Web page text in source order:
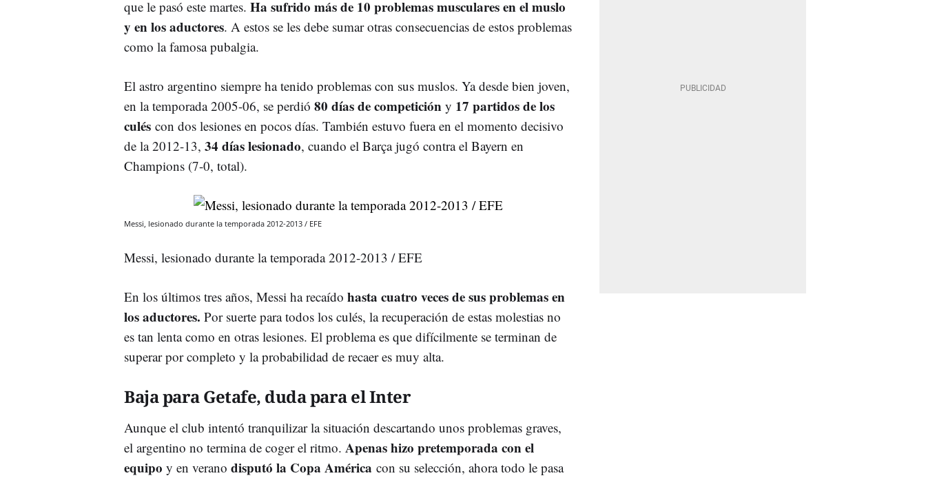
que le pasó este martes. Ha sufrido más de 10 problemas musculares en el muslo
y en los aductores. A estos se les debe sumar otras consecuencias de estos problemas
como la famosa pubalgia.
El astro argentino siempre ha tenido problemas con sus muslos. Ya desde bien joven,
en la temporada 2005-06, se perdió 80 días de competición y 17 partidos de los
culés con dos lesiones en pocos días. También estuvo fuera en el momento decisivo
de la 2012-13, 34 días lesionado, cuando el Barça jugó contra el Bayern en
Champions (7-0, total).
Messi, lesionado durante la temporada 2012-2013 / EFE
Messi, lesionado durante la temporada 2012-2013 / EFE
En los últimos tres años, Messi ha recaído hasta cuatro veces de sus problemas en
los aductores. Por suerte para todos los culés, la recuperación de estas molestias no
es tan lenta como en otras lesiones. El problema es que difícilmente se terminan de
superar por completo y la probabilidad de recaer es muy alta.
Baja para Getafe, duda para el Inter
Aunque el club intentó tranquilizar la situación descartando unos problemas graves,
el argentino no termina de coger el ritmo. Apenas hizo pretemporada con el
equipo y en verano disputó la Copa América con su selección, ahora todo le pasa